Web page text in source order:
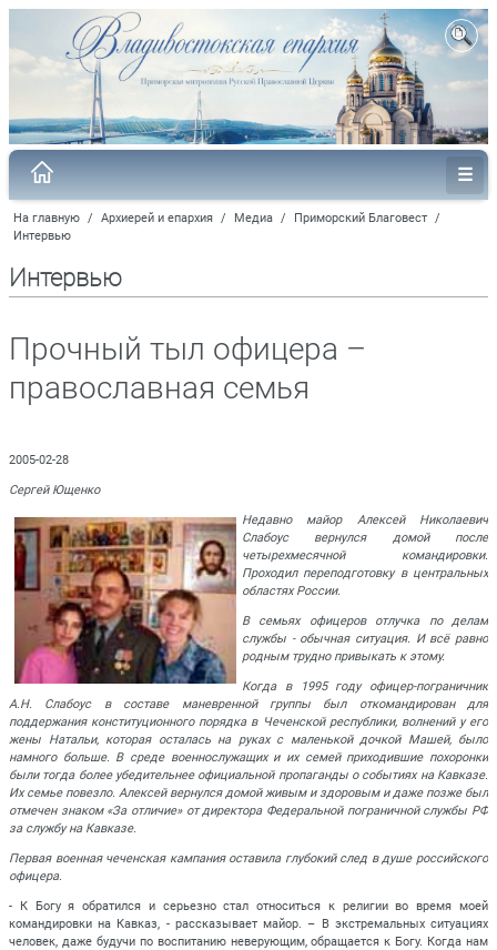
На главную / Архиерей и епархия / Медиа / Приморский Благовест /
Интервью
Интервью
Прочный тыл офицера –
православная семья
2005-02-28
Сергей Ющенко
Недавно майор Алексей Николаевич
Слабоус вернулся домой после
четырехмесячной командировки.
Проходил переподготовку в центральных
областях России.
В семьях офицеров отлучка по делам
службы - обычная ситуация. И всё равно
родным трудно привыкать к этому.
Когда в 1995 году офицер-пограничник
А.Н. Слабоус в составе маневренной группы был откомандирован для
поддержания конституционного порядка в Чеченской республики, волнений у его
жены Натальи, которая осталась на руках с маленькой дочкой Машей, было
намного больше. В среде военнослужащих и их семей приходившие похоронки
были тогда более убедительнее официальной пропаганды о событиях на Кавказе.
Их семье повезло. Алексей вернулся домой живым и здоровым и даже позже был
отмечен знаком «За отличие» от директора Федеральной пограничной службы РФ
за службу на Кавказе.
Первая военная чеченская кампания оставила глубокий след в душе российского
офицера.
- К Богу я обратился и серьезно стал относиться к религии во время моей
командировки на Кавказ, - рассказывает майор. – В экстремальных ситуациях
человек, даже будучи по воспитанию неверующим, обращается к Богу. Когда нам